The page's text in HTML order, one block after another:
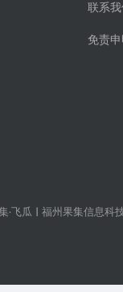
联系
免责
·飞瓜 福州果集信息科